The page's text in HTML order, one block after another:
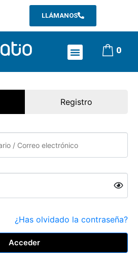
LLÁMANOS
0
Registro
¿Has olvidado la contraseña?
Acceder